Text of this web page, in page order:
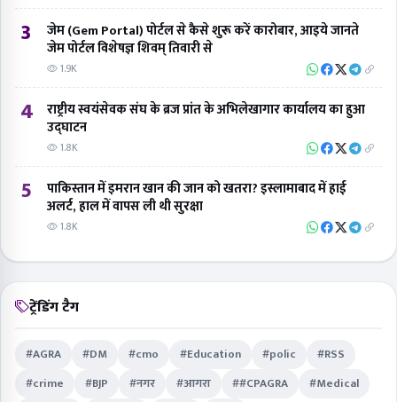
3
जेम (Gem Portal) पोर्टल से कैसे शुरू करें कारोबार, आइये जानते
जेम पोर्टल विशेषज्ञ शिवम् तिवारी से
1.9K
4
राष्ट्रीय स्वयंसेवक संघ के ब्रज प्रांत के अभिलेखागार कार्यालय का हुआ
उद्घाटन
1.8K
5
पाकिस्तान में इमरान खान की जान को खतरा? इस्लामाबाद में हाई
अलर्ट, हाल में वापस ली थी सुरक्षा
1.8K
ट्रेंडिंग टैग
#AGRA #DM #cmo #Education #polic
#RSS
#crime
#BJP #नगर #आगरा ##CPAGRA
#Medical